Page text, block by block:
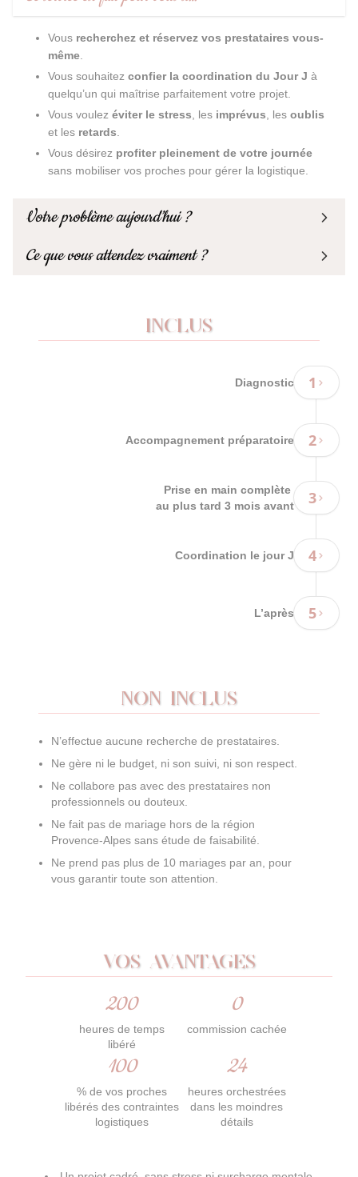
Vous recherchez et réservez vos prestataires vous-
même
Vous souhaitez confier la coordination du Jour J à
quelqu’un qui maîtrise parfaitement votre projet.
Vous voulez éviter le stress , les imprévus , les oublis
et les retards
Vous désirez profiter pleinement de votre journée
sans mobiliser vos proches pour gérer la logistique.
Votre problème aujourd’hui ?
Ce que vous attendez vraiment ?
INCLUS
Diagnostic 1
Accompagnement préparatoire 2
Prise en main complète
au plus tard 3 mois avant
3
Coordination le jour J 4
L’après 5
NON INCLUS
N’effectue aucune recherche de prestataires.
Ne gère ni le budget, ni son suivi, ni son respect.
Ne collabore pas avec des prestataires non
professionnels ou douteux.
Ne fait pas de mariage hors de la région
Provence-Alpes sans étude de faisabilité.
Ne prend pas plus de 10 mariages par an, pour
vous garantir toute son attention.
VOS AVANTAGES
200
heures de temps
libéré
0
commission cachée
100
% de vos proches
libérés des contraintes
logistiques
24
heures orchestrées
dans les moindres
détails